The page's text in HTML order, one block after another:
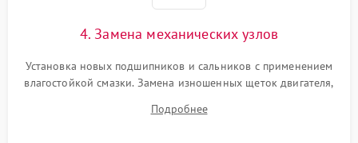
4. Замена механических узлов
Установка новых подшипников и сальников с применением
влагостойкой смазки. Замена изношенных щеток двигателя,
или поврежденной резиновой манжеты.
Подробнее